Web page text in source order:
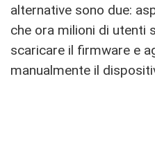
alternative sono due:
che ora milioni di utenti
scaricare il firmware e
manualmente il